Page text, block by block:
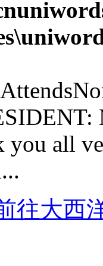
you all
往大西